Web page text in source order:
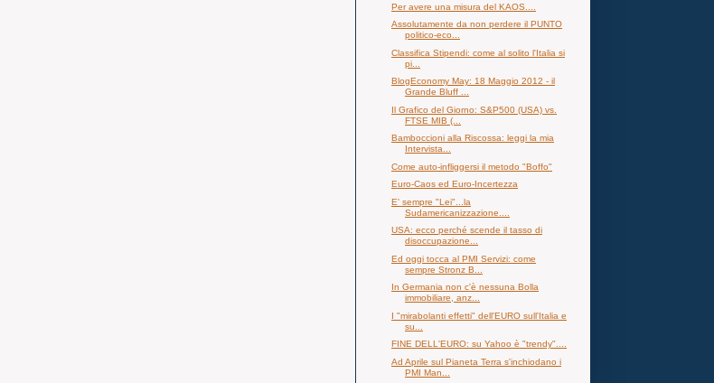
Per avere una misura del KAOS....
Assolutamente da non perdere il PUNTO
politico-eco...
Classifica Stipendi: come al solito l'Italia si
pi...
BlogEconomy May: 18 Maggio 2012 - il
Grande Bluff ...
Il Grafico del Giorno: S&P500 (USA) vs.
FTSE MIB (...
Bamboccioni alla Riscossa: leggi la mia
Intervista...
Come auto-infliggersi il metodo "Boffo"
Euro-Caos ed Euro-Incertezza
E' sempre "Lei"...la
Sudamericanizzazione....
USA: ecco perché scende il tasso di
disoccupazione...
Ed oggi tocca al PMI Servizi: come
sempre Stronz B...
In Germania non c'è nessuna Bolla
immobiliare, anz...
I "mirabolanti effetti" dell'EURO sull'Italia e
su...
FINE DELL'EURO: su Yahoo è "trendy"....
Ad Aprile sul Pianeta Terra s'inchiodano i
PMI Man...